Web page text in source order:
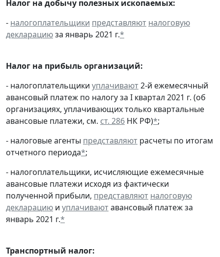
Налог на добычу полезных ископаемых:
- налогоплательщики представляют налоговую
декларациюза январь 2021 г.*
Налог на прибыль организаций:
- налогоплательщики уплачивают2-й ежемесячный
авансовый платеж по налогу за I квартал 2021 г. (об
организациях, уплачивающих только квартальные
авансовые платежи, см. ст. 286 НК РФ)*;
- налоговые агенты представляют расчеты по итогам
отчетного периода*;
- налогоплательщики, исчисляющие ежемесячные
авансовые платежи исходя из фактически
полученной прибыли, представляют налоговую
декларацию и уплачиваютавансовый платеж за
январь 2021 г.*
Транспортный налог: